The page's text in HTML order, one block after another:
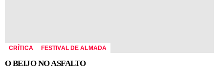
CRÍTICA FESTIVAL DE ALMADA
O BEIJO NO ASFALTO